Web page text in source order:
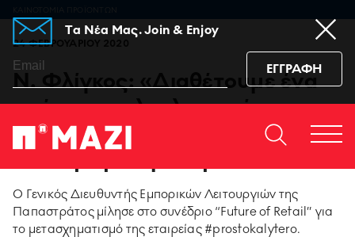
Tα Νέα Μας. Join & Enjoy
ΕΓΓΡΑΦΗ
Home
95 ΧΡΟΝΙΑ ΠΑΠΑΣΤΡΑΤΟΣ
ΕΠΙΚΟΙΝΩΝΙΆ
sub_confirmation=1
24 ΦΕΒΡΟΥΑΡΙΟΥ 2020
Ν. Φλίγκος: «Διαθέτουμε ένα
από τα πιο ολοκληρωμένα
οικοσυστήματα που υπάρχουν
O Γενικός Διευθυντής Εμπορικών Λειτουργιών της
Παπαστράτος μίλησε στο συνέδριο “Future of Retail” για
το μετασχηματισμό της εταιρείας #prostokalytero.